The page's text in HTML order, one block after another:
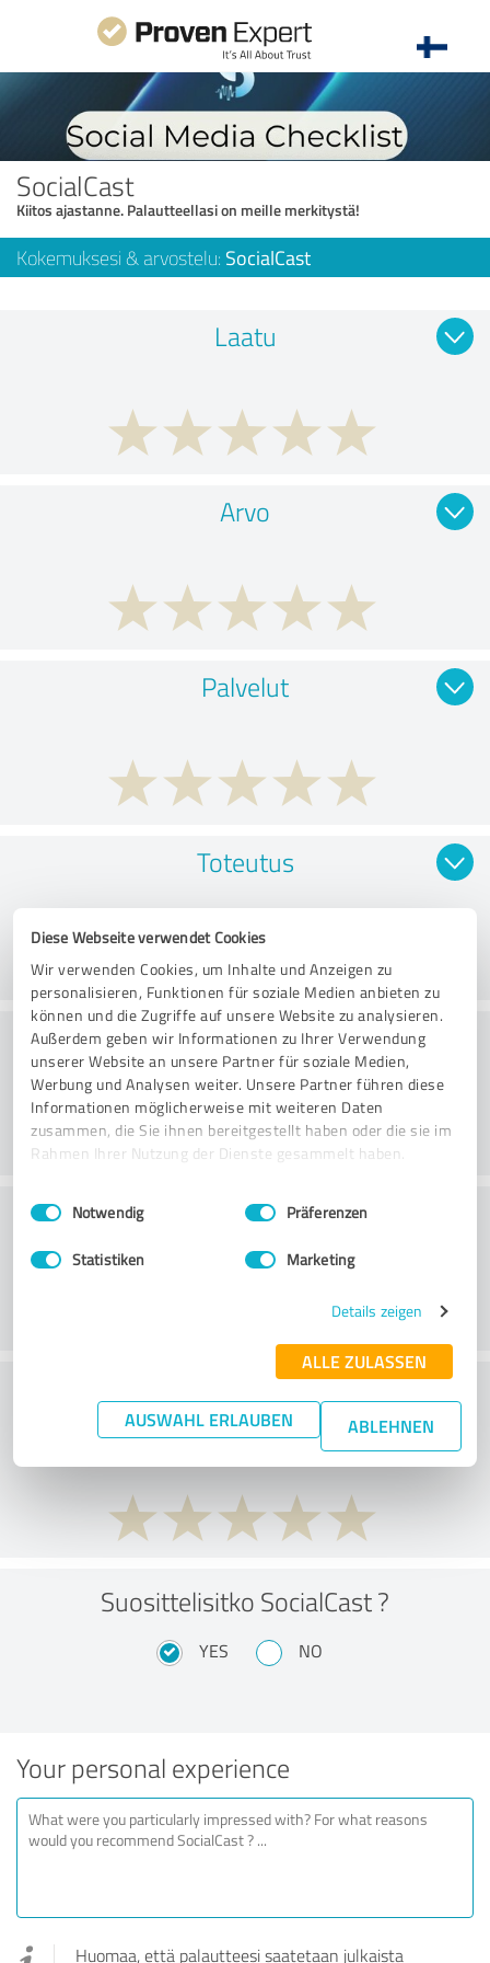
Diese Webseite verwendet Cookies
Wir verwenden Cookies, um Inhalte und Anzeigen zu
personalisieren, Funktionen für soziale Medien anbieten zu
können und die Zugriffe auf unsere Website zu analysieren.
Außerdem geben wir Informationen zu Ihrer Verwendung
unserer Website an unsere Partner für soziale Medien,
Werbung und Analysen weiter. Unsere Partner führen diese
Informationen möglicherweise mit weiteren Daten
zusammen, die Sie ihnen bereitgestellt haben oder die sie im
Rahmen Ihrer Nutzung der Dienste gesammelt haben.
Impressum Datenschutzbestimmungen
Einwilligungsauswahl
Notwendig Präferenzen
Statistiken Marketing
Details zeigen
ALLE ZULASSEN
AUSWAHL ERLAUBEN ABLEHNEN
SocialCast
Kiitos ajastanne. Palautteellasi on meille merkitystä!
Kokemuksesi & arvostelu: SocialCast
Laatu
Arvo
Palvelut
Toteutus
Konsultointi
Asiakaspalvelu
What do you think of the price to
performance ratio?
Suosittelisitko SocialCast ?
YES NO
Your personal experience
Huomaa, että palautteesi saatetaan julkaista